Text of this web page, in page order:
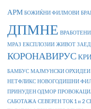
АРМ БОЖИЌНИ ФИЛМОВИ
ДПМНЕ ВРАБОТЕНИ
МРАЗ ЕКСПЛОЗИИ ЖИВОТ
КОРОНАВИРУС
БАМБУС МАЈМУНСКИ ОРХИДЕИ
НЕТФЛИКС НОВОГОДИШНИ
ПРИНУДЕН ОДМОР
САБОТАЖА СЕВЕРЕН ТОК 1 и 2